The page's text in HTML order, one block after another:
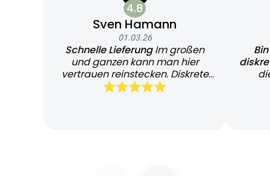
4.8
Sven Hamann
01.03.26
Schnelle LieferungIm großen
und ganzen kann man hier
vertrauen reinstecken. Diskrete
und schnelle Lieferung